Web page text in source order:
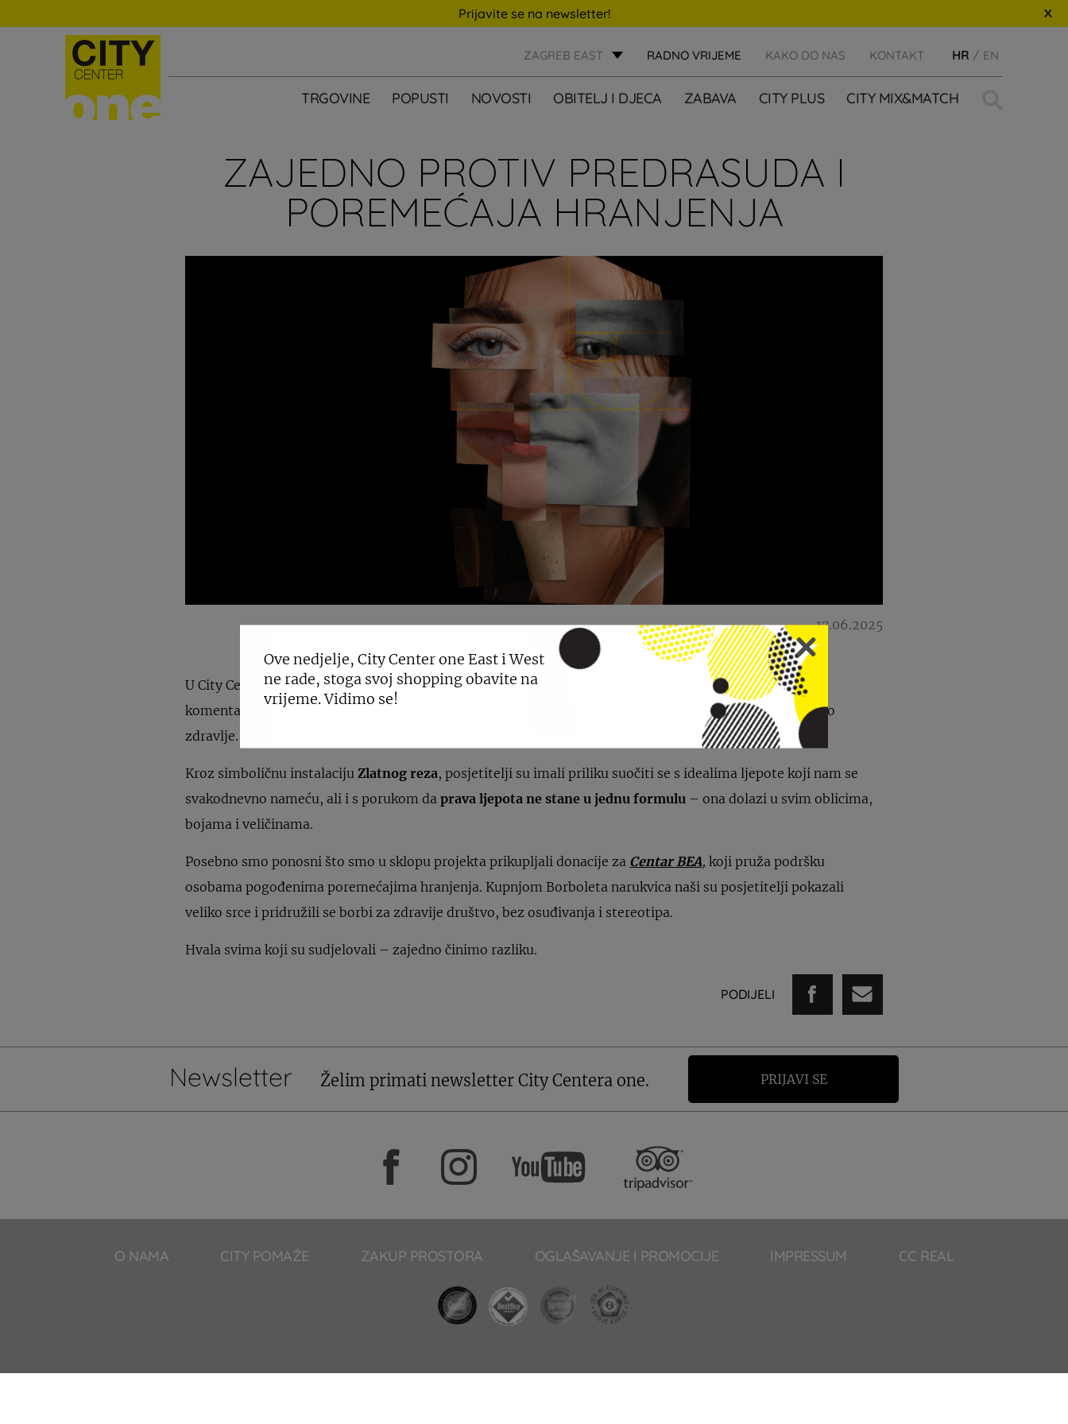
Prijavite se na newsletter!
ZAGREB EAST RADNO VRIJEME KAKO DO NAS KONTAKT HR EN
TRGOVINE POPUSTI NOVOSTI OBITELJ I DJECA ZABAVA CITY PLUS CITY MIX&MATCH
ZAJEDNO PROTIV PREDRASUDA I
POREMEĆAJA HRANJENJA
17.06.2025
U City Centeru one proveli smo projekt“Ljepota dolazi iznutra”
s ciljem podizanja svijesti o štetnosti
komentara koji, iako često izrečeni u šali, mogu ostaviti dubok trag na nečije samopouzdanje i mentalno
zdravlje.
Kroz simboličnu instalacijuZlatnog reza, posjetitelji su imali priliku suočiti se s idealima ljepote koji nam se
svakodnevno nameću, ali i s porukom daprava ljepota ne stane u jednu formulu – ona dolazi u svim oblicima,
bojama i veličinama.
Posebno smo ponosni što smo u sklopu projekta prikupljali donacije za Centar BEA, koji pruža podršku
osobama pogođenima poremećajima hranjenja. Kupnjom Borboleta narukvica naši su posjetitelji pokazali
veliko srce i pridružili se borbi za zdravije društvo, bez osuđivanja i stereotipa.
Hvala svima koji su sudjelovali – zajedno činimo razliku.
PODIJELI
Newsletter Želim primati newsletter City Centera one. PRIJAVI SE
O NAMA CITY POMAŽE ZAKUP PROSTORA OGLAŠAVANJE I PROMOCIJE IMPRESSUM CC REAL
Ove nedjelje, City Center one East i West
ne rade, stoga svoj shopping obavite na
vrijeme. Vidimo se!